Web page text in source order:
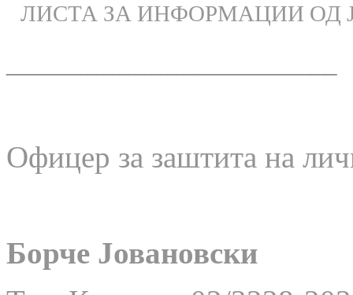
ЛИСТА ЗА ИНФОРМАЦИИ ОД
Офицер за заштита на
Борче Јовановски